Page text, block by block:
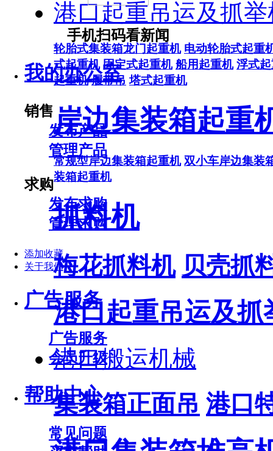
手机扫码看新闻
我的办公室
销售
发布产品
管理产品
求购
发布求购
管理求购
添加收藏
关于我们
广告服务
广告服务
会员升级
帮助中心
常见问题
港口起重吊运及抓
轮胎式集装箱龙门起重机 电动轮胎式起重
式起重机 固定式起重机 船用起重机 浮式
起重机 履带吊 塔式起重机
岸边集装箱起重
常规型岸边集装箱起重机 双小车岸边集装
装箱起重机
抓料机
梅花抓料机 贝壳抓
港口起重吊运及抓
港口搬运机械
集装箱正面吊 港口